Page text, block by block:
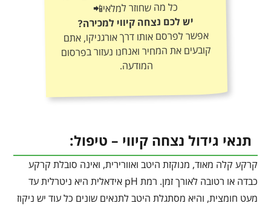
כל מה שחוזר למלאי📲
יש לכם נצחה קיווי למכירה?
אפשר לפרסם אותו דרך אורגניקו, אתם
קובעים את המחיר ואנחנו נעזור בפרסום
המודעה.
תנאי גידול נצחה קיווי – טיפול:
קרקע קלה מאוד, מנוקזת היטב ואוורירית, ואינה סובלת קרקע
כבדה או רטובה לאורך זמן. רמת pH אידאלית היא ניטרלית עד
מעט חומצית, והיא מסתגלת היטב לתנאים שונים כל עוד יש ניקוז